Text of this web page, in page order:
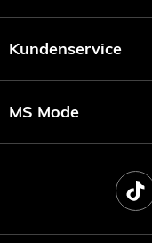
Kundenservice
MS Mode